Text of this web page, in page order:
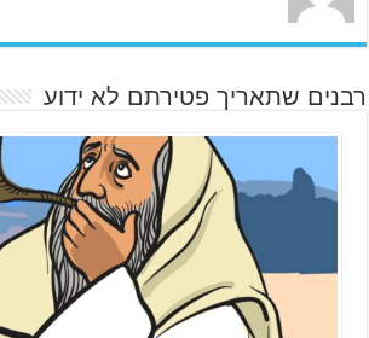
רבנים שתאריך פטירתם לא ידוע